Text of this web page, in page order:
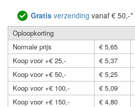
Gratis verzending vanaf € 50,-*
Oploopkorting
Normale prijs
€ 5,65
Koop voor +€ 25,-
€ 5,37
Koop voor +€ 50,-
€ 5,25
Koop voor +€ 100,-
€ 5,09
Koop voor +€ 150,-
€ 4,80